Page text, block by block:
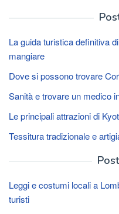
La guida turistica definitiva
mangiare
Dove si possono trovare
Sanità e trovare un medico
Le principali attrazioni di
Tessitura tradizionale e
Leggi e costumi locali a
turisti